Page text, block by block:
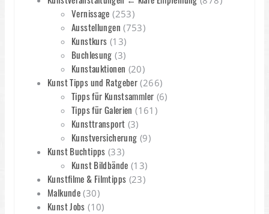
Vernissage (253)
Ausstellungen (753)
Kunstkurs (13)
Buchlesung (3)
Kunstauktionen (20)
Kunst Tipps und Ratgeber (266)
Tipps für Kunstsammler (6)
Tipps für Galerien (161)
Kunsttransport (3)
Kunstversicherung (9)
Kunst Buchtipps (33)
Kunst Bildbände (13)
Kunstfilme & Filmtipps (23)
Malkunde (30)
Kunst Jobs (10)